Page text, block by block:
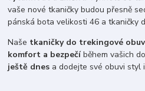
vaše nové tkaničky budou přesně
pánská bota velikosti 46 a tkaničky
Naše tkaničky do trekingové
komfort a bezpečíběhem vašich
ještě dnes a dodejte své obuvi styl